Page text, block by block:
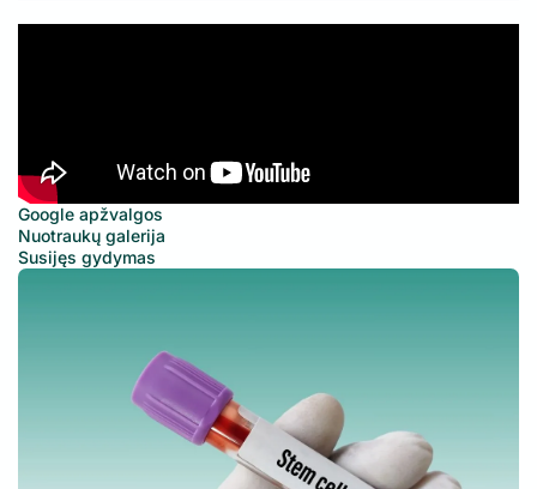
Google apžvalgos
Nuotraukų galerija
Susijęs gydymas